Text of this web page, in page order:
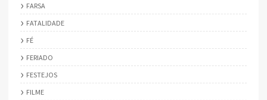
FARSA
FATALIDADE
FÉ
FERIADO
FESTEJOS
FILME